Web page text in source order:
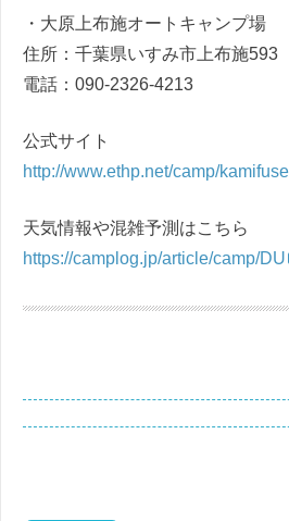
・大原上布施オートキャンプ場
住所：千葉県いすみ市上布施593
電話：090-2326-4213
公式サイト
http://www.ethp.net/camp/
天気情報や混雑予測はこちら
https://camplog.jp/article/camp/DU